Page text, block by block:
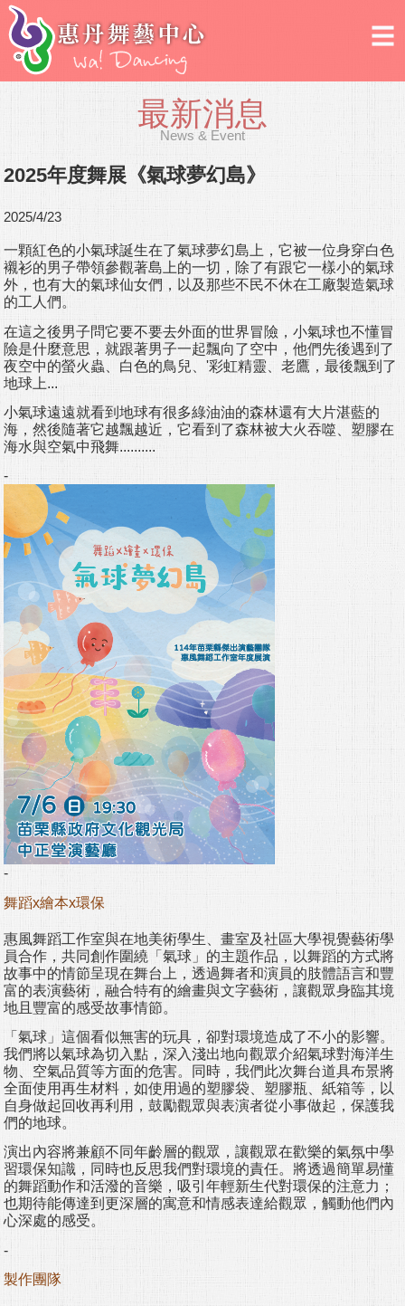
最新消息
News & Event
2025年度舞展《氣球夢幻島》
2025/4/23
一顆紅色的小氣球誕生在了氣球夢幻島上，它被一位身穿白色
襯衫的男子帶領參觀著島上的一切，除了有跟它一樣小的氣球
外，也有大的氣球仙女們，以及那些不民不休在工廠製造氣球
的工人們。
在這之後男子問它要不要去外面的世界冒險，小氣球也不懂冒
險是什麼意思，就跟著男子一起飄向了空中，他們先後遇到了
夜空中的螢火蟲、白色的鳥兒、'彩虹精靈、老鷹，最後飄到了
地球上...
小氣球遠遠就看到地球有很多綠油油的森林還有大片湛藍的
海，然後隨著它越飄越近，它看到了森林被大火吞噬、塑膠在
海水與空氣中飛舞..........
-
-
舞蹈x繪本x環保
惠風舞蹈工作室與在地美術學生、畫室及社區大學視覺藝術學
員合作，共同創作圍繞「氣球」的主題作品，以舞蹈的方式將
故事中的情節呈現在舞台上，透過舞者和演員的肢體語言和豐
富的表演藝術，融合特有的繪畫與文字藝術，讓觀眾身臨其境
地且豐富的感受故事情節。
「氣球」這個看似無害的玩具，卻對環境造成了不小的影響。
我們將以氣球為切入點，深入淺出地向觀眾介紹氣球對海洋生
物、空氣品質等方面的危害。同時，我們此次舞台道具布景將
全面使用再生材料，如使用過的塑膠袋、塑膠瓶、紙箱等，以
自身做起回收再利用，鼓勵觀眾與表演者從小事做起，保護我
們的地球。
演出內容將兼顧不同年齡層的觀眾，讓觀眾在歡樂的氣氛中學
習環保知識，同時也反思我們對環境的責任。將透過簡單易懂
的舞蹈動作和活潑的音樂，吸引年輕新生代對環保的注意力；
也期待能傳達到更深層的寓意和情感表達給觀眾，觸動他們內
心深處的感受。
-
製作團隊